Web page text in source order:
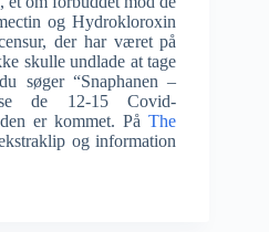
og Hydrokloroxin
der har været på
skulle undlade at tage
søger “Snaphanen –
de 12-15 Covid-
er kommet. PåThe
og information